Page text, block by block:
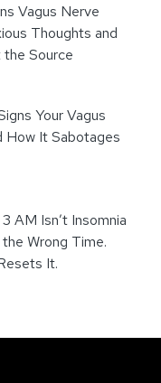
Vagus Nerve
Thoughts and
Source
Your Vagus
How It Sabotages
AM Isn’t Insomnia
Wrong Time.
It.